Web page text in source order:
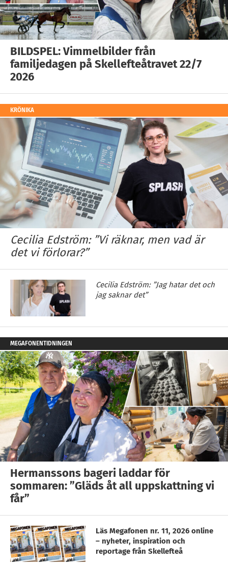
BILDSPEL: Vimmelbilder från
familjedagen på Skellefteåtravet 22/7
2026
KRÖNIKA
Cecilia Edström: ”Vi räknar, men vad är
det vi förlorar?”
Cecilia Edström: ”Jag hatar det och
jag saknar det”
MEGAFONENTIDNINGEN
Hermanssons bageri laddar för
sommaren: ”Gläds åt all uppskattning vi
får”
Läs Megafonen nr. 11, 2026 online
– nyheter, inspiration och
reportage från Skellefteå